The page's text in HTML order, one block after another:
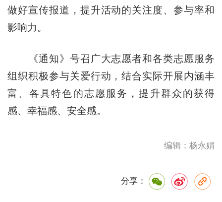
做好宣传报道，提升活动的关注度、参与率和
影响力。
《通知》号召广大志愿者和各类志愿服务
组织积极参与关爱行动，结合实际开展内涵丰
富、各具特色的志愿服务，提升群众的获得
感、幸福感、安全感。
编辑：杨永娟
分享：